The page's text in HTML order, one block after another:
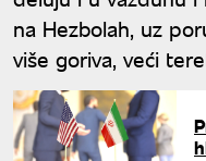
na Hezbolah, uz
više goriva, veći